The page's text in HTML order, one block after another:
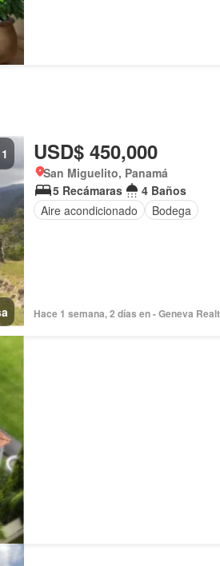
1 USD$ 450,000
San Miguelito, Panamá
5 Recámaras
4 Baños
Aire acondicionado
Bodega
Hace 1 semana, 2 días en - Geneva